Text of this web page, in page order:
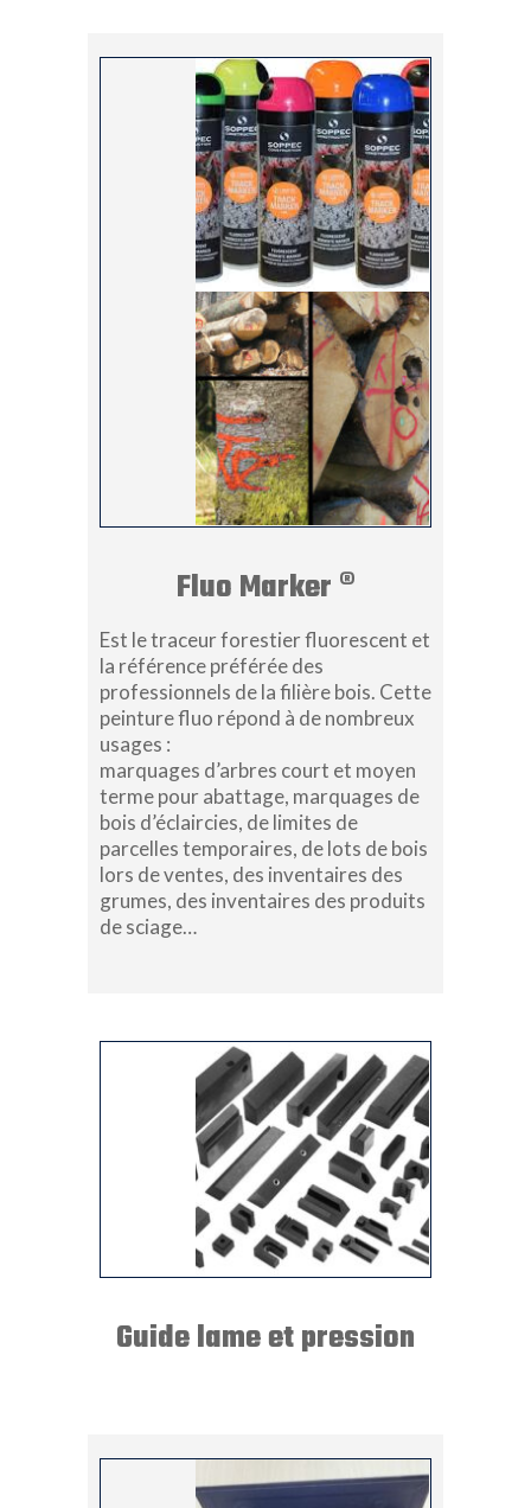
Fluo Marker ®
Est le traceur forestier fluorescent et
la référence préférée des
professionnels de la filière bois. Cette
peinture fluo répond à de nombreux
usages :
marquages d’arbres court et moyen
terme pour abattage, marquages de
bois d’éclaircies, de limites de
parcelles temporaires, de lots de bois
lors de ventes, des inventaires des
grumes, des inventaires des produits
de sciage…
Guide lame et pression